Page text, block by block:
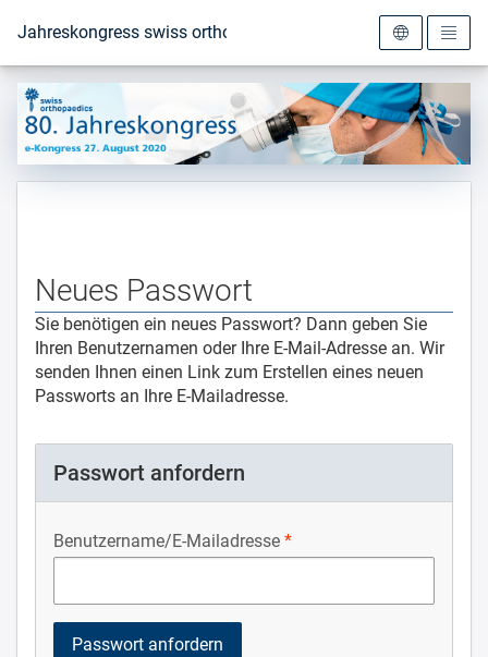
Zur Startseite
Jahreskongress swiss orthopaedics 2020
Neues Passwort
Sie benötigen ein neues Passwort? Dann geben Sie
Ihren Benutzernamen oder Ihre E-Mail-Adresse an. Wir
senden Ihnen einen Link zum Erstellen eines neuen
Passworts an Ihre E-Mailadresse.
Passwort anfordern
Benutzername/E-Mailadresse